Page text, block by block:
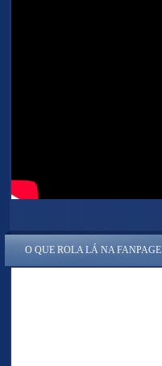
O QUE ROLA LÁ NA FANPAGE